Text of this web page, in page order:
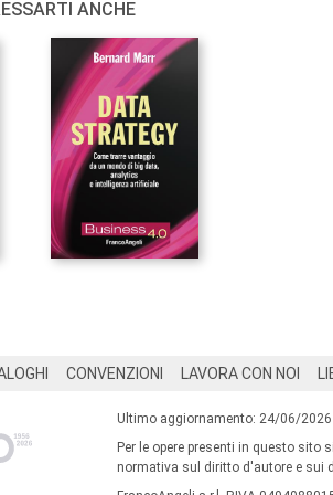
ANCHE
CONVENZIONI LAVORA CON NOI
Ultimo aggiornamento: 24/06/2026
Per le opere presenti in questo
normativa sul diritto d'autore e sui